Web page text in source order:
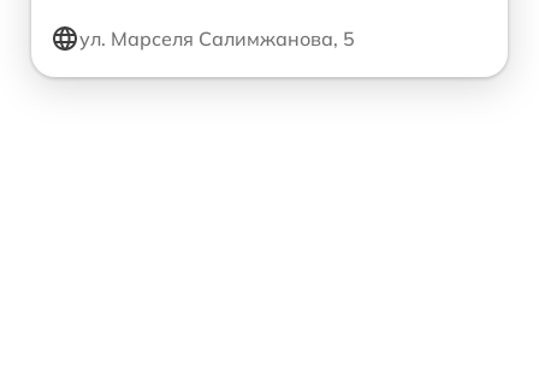
ул. Марселя Салимжанова, 5